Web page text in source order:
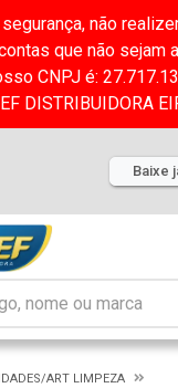
segurança, não
que não sejam
CNPJ é:
DISTRIBUIDORA
Baixe
ART LIMPEZA